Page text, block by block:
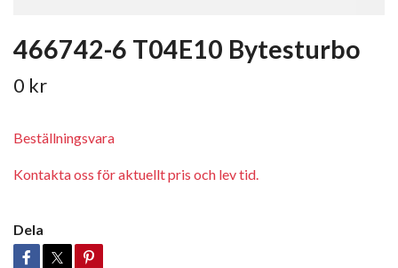
466742-6 T04E10 Bytesturbo
0 kr
Beställningsvara
Kontakta oss för aktuellt pris och lev tid.
Dela